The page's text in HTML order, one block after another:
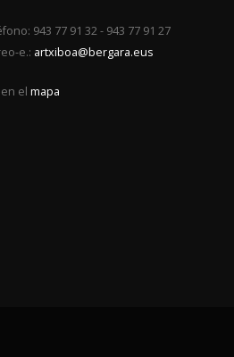
943 77 91 32 - 943 77 91 27
e.: artxiboa@bergara.eus
el mapa